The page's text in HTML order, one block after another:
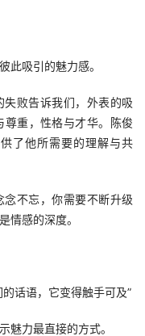
吸引的魅力感。
败告诉我们，外表的吸
重，性格与才华。陈俊
了他所需要的理解与共
不忘，你需要不断升级
情感的深度。
话语，它变得触手可及”
力最直接的方式。